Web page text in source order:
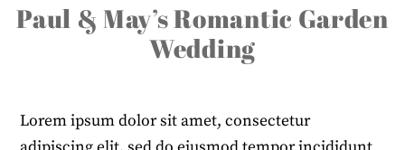
Paul & May’s Romantic Garden
Wedding
Lorem ipsum dolor sit amet, consectetur